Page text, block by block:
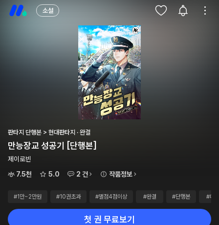
소설
판타지 단행본 > 현대판타지 · 완결
만능장교 성공기 [단행본]
제이로빈
7.5천
5.0 2 건 작품정보
#1만~2만원 #10권초과 #별점4점이상 #완결 #단행본 #대여
첫 권 무료보기